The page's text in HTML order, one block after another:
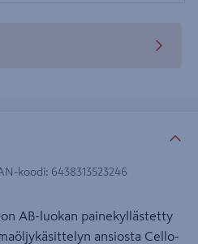
koodi: 6438313523246
AB-luokan painekyllästetty
ansiosta Cello-